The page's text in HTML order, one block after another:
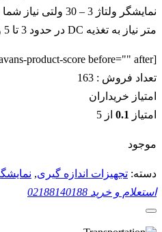
نمایشگر ولتاژ 3 –
متر نیاز به تغذیه DC در حدود 3 تا 5 ولت دارد .
[avans-product-score before="" after="امتیاز ربوکلاب"]
تعداد فروش : 163
امتیاز خریداران
امتیاز 0.1 از 5
موجود
دسته: تجهیزات اندازه گیری,
استعلام و خرید 02188140188